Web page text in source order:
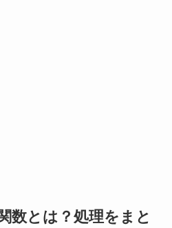
数とは？処理をまと